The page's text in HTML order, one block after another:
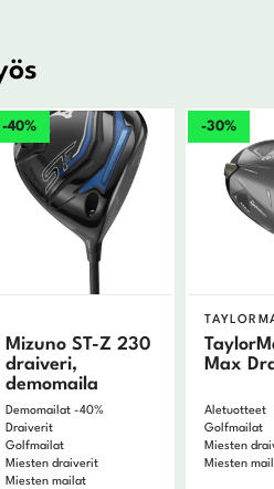
-40%
Mizuno ST-Z 230
draiveri,
demomaila
Demomailat -40%
Draiverit
Golfmailat
Miesten draiverit
Miesten mailat
-30%
Max
Aletuotteet
Golfmailat
Miesten
Miesten